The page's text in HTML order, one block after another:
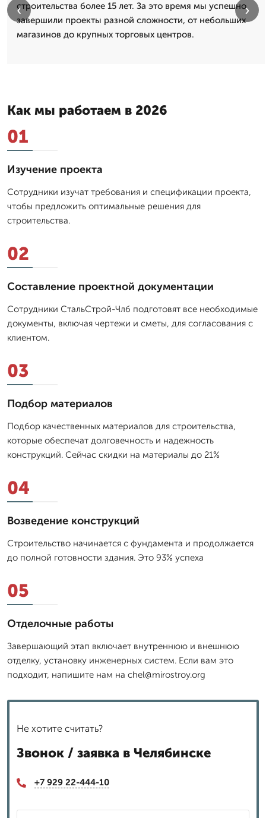
строительства более 15 лет. За это время мы успешно
завершили проекты разной сложности, от небольших
магазинов до крупных торговых центров.
‹ ›
Как мы работаем в 2026
01
Изучение проекта
Сотрудники изучат требования и спецификации проекта,
чтобы предложить оптимальные решения для
строительства.
02
Составление проектной документации
Сотрудники СтальСтрой-Члб подготовят все необходимые
документы, включая чертежи и сметы, для согласования с
клиентом.
03
Подбор материалов
Подбор качественных материалов для строительства,
которые обеспечат долговечность и надежность
конструкций. Сейчас скидки на материалы до 21%
04
Возведение конструкций
Строительство начинается с фундамента и продолжается
до полной готовности здания. Это 93% успеха
05
Отделочные работы
Завершающий этап включает внутреннюю и внешнюю
отделку, установку инженерных систем. Если вам это
подходит, напишите нам на chel@mirostroy.org
Не хотите считать?
Звонок / заявка в Челябинске
+7 929 22-444-10